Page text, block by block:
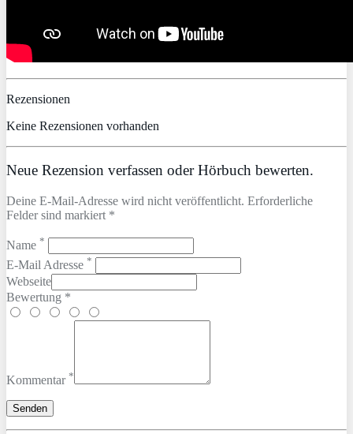
Rezensionen
Keine Rezensionen vorhanden
Neue Rezension verfassen oder Hörbuch bewerten.
Deine E-Mail-Adresse wird nicht veröffentlicht. Erforderliche
Felder sind markiert *
Name *
E-Mail Adresse *
Webseite
Bewertung *
Kommentar *